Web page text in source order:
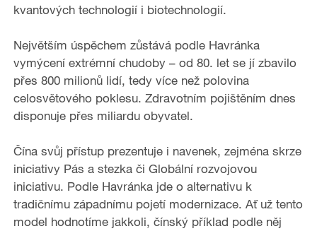
o
kvantových technologií i biotechnologií.
Největším úspěchem zůstává podle Havránka
vymýcení extrémní chudoby – od 80. let se jí zbavilo
přes 800 milionů lidí, tedy více než polovina
celosvětového poklesu. Zdravotním pojištěním dnes
disponuje přes miliardu obyvatel.
Čína svůj přístup prezentuje i navenek, zejména skrze
iniciativy Pás a stezka či Globální rozvojovou
iniciativu. Podle Havránka jde o alternativu k
tradičnímu západnímu pojetí modernizace. Ať už tento
model hodnotíme jakkoli, čínský příklad podle něj